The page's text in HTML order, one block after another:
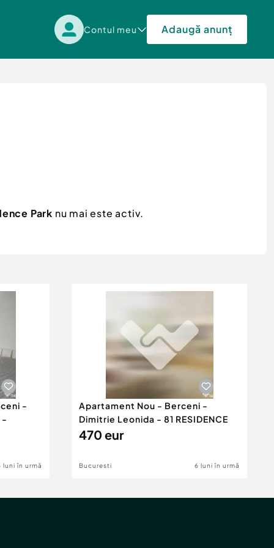
Contul meu Adaugă anunț
Park nu mai este activ.
-
-
luni în urmă
Apartament Nou - Berceni -
Dimitrie Leonida - 81 RESIDENCE
470 eur
Bucuresti 6 luni în urmă